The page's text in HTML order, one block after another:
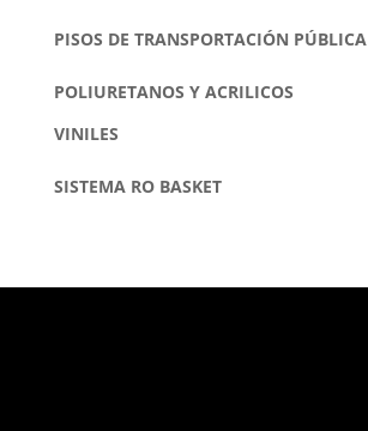
PISOS DE TRANSPORTACIÓN PÚBLICA
POLIURETANOS Y ACRILICOS
VINILES
SISTEMA RO BASKET